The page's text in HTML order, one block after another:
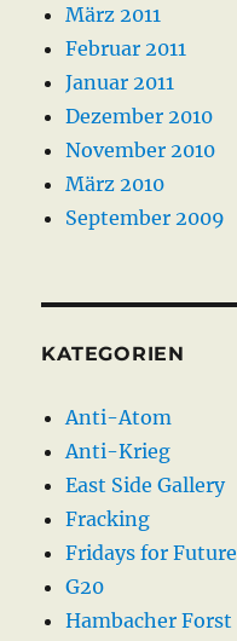
März 2011
Februar 2011
Januar 2011
Dezember 2010
November 2010
März 2010
September 2009
KATEGORIEN
Anti-Atom
Anti-Krieg
East Side Gallery
Fracking
Fridays for Future
G20
Hambacher Forst